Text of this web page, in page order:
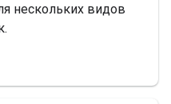
нескольких видов